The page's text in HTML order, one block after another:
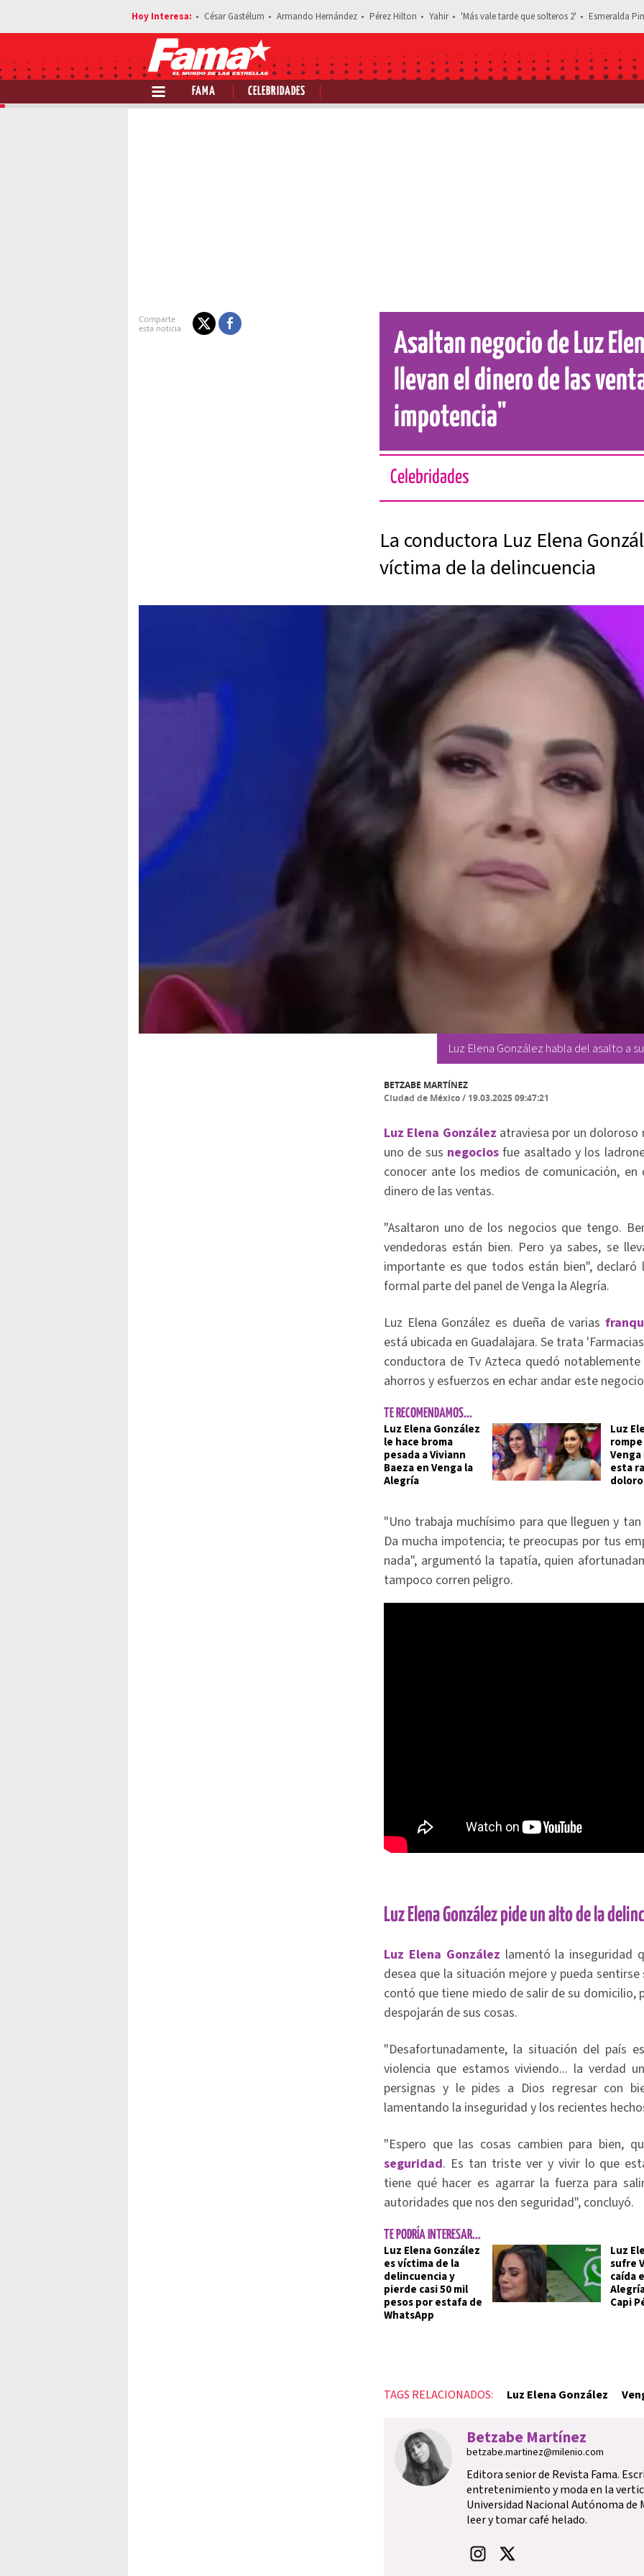
César Gastélum Armando Hernández Pérez Hilton Yahir 'Más vale tarde que solteros 2' Esmeralda
FAMA CELEBRIDADES
Estás leyendo: Asaltan negocio de Luz Elena
Asaltan negocio de Luz
llevan el dinero de las
impotencia"
Celebridades
La conductora Luz Elena
víctima de la delincuencia
Luz Elena González habla del asalto a
BETZABE MARTÍNEZ
Ciudad de México/ 19.03.2025 09:47:21
Luz Elena González atraviesa por un doloroso
uno de sus negociosfue asaltado y los
conocer ante los medios de comunicación,
dinero de las ventas.
"Asaltaron uno de los negocios que tengo.
vendedoras están bien. Pero ya sabes, se
importante es que todos están bien", declaró
formal parte del panel de Venga la Alegría.
Luz Elena González es dueña de varias
está ubicada en Guadalajara. Se trata
conductora de Tv Azteca quedó
ahorros y esfuerzos en echar andar este
TE RECOMENDAMOS...
Luz Elena González
le hace broma
pesada a Viviann
Baeza en Venga la
Alegría
Luz
esta
"Uno trabaja muchísimo para que lleguen y
Da mucha impotencia; te preocupas por tus
nada", argumentó la tapatía, quien
tampoco corren peligro.
Luz Elena González pide un alto de la
Luz Elena González lamentó la inseguridad
desea que la situación mejore y pueda sentirse
contó que tiene miedo de salir de su domicilio,
despojarán de sus cosas.
"Desafortunadamente, la situación del país
violencia que estamos viviendo... la verdad
persignas y le pides a Dios regresar con
lamentando la inseguridad y los recientes
"Espero que las cosas cambien para bien,
seguridad. Es tan triste ver y vivir lo que
tiene qué hacer es agarrar la fuerza para
autoridades que nos den seguridad", concluyó.
TE PODRÍA INTERESAR...
Luz Elena González
es víctima de la
delincuencia y
pierde casi 50 mil
pesos por estafa de
WhatsApp
Luz
sufre
caída
Capi
TAGS RELACIONADOS: Luz Elena González
Betzabe Martínez
betzabe.martinez@milenio.com
Editora senior de Revista Fama.
entretenimiento y moda en la
Universidad Nacional Autónoma de
leer y tomar café helado.